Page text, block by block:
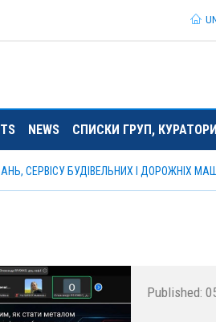
NEWS СПИСКИ ГРУП,
СЕРВІСУ БУДІВЕЛЬНИХ І ДОРОЖНІХ
Published: